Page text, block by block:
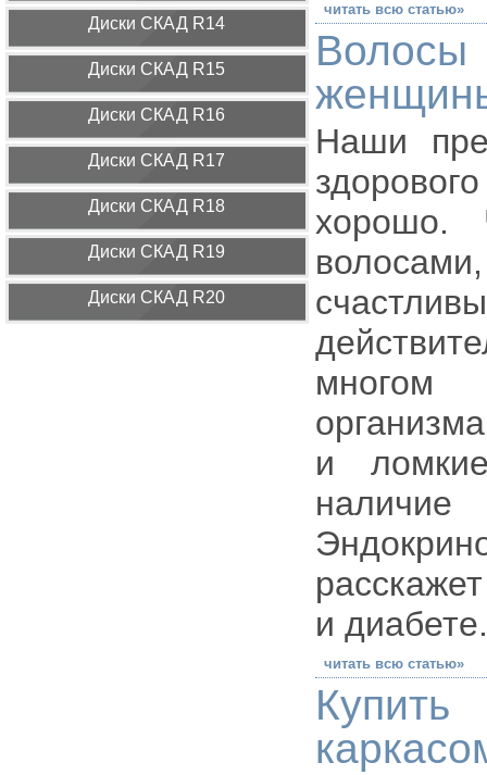
Диcки СКАД R14
Диcки СКАД R15
Диcки СКАД R16
Диcки СКАД R17
Диcки СКАД R18
Диcки СКАД R19
Диcки СКАД R20
читать всю статью»
Наши
хорошо.
многом
и
и диабете.
читать всю статью»